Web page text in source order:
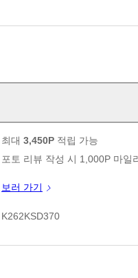
판매가
신규 가입 쿠폰 1
최대 3,450P 적립 가능
포토 리뷰 작성 시 1,000P 마일
보러 가기
K262KSD370